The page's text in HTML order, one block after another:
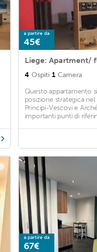
a partire da
45€
Liege: Apartment/
4 Ospiti 1 Camera
Questo appartamento
posizione strategica
Principi-Vescovi e
importanti punti di
a partire da
67€